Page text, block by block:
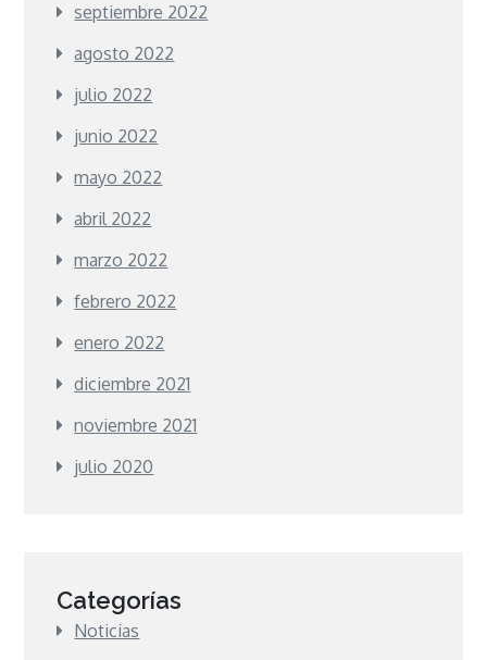
septiembre 2022
agosto 2022
julio 2022
junio 2022
mayo 2022
abril 2022
marzo 2022
febrero 2022
enero 2022
diciembre 2021
noviembre 2021
julio 2020
Categorías
Noticias